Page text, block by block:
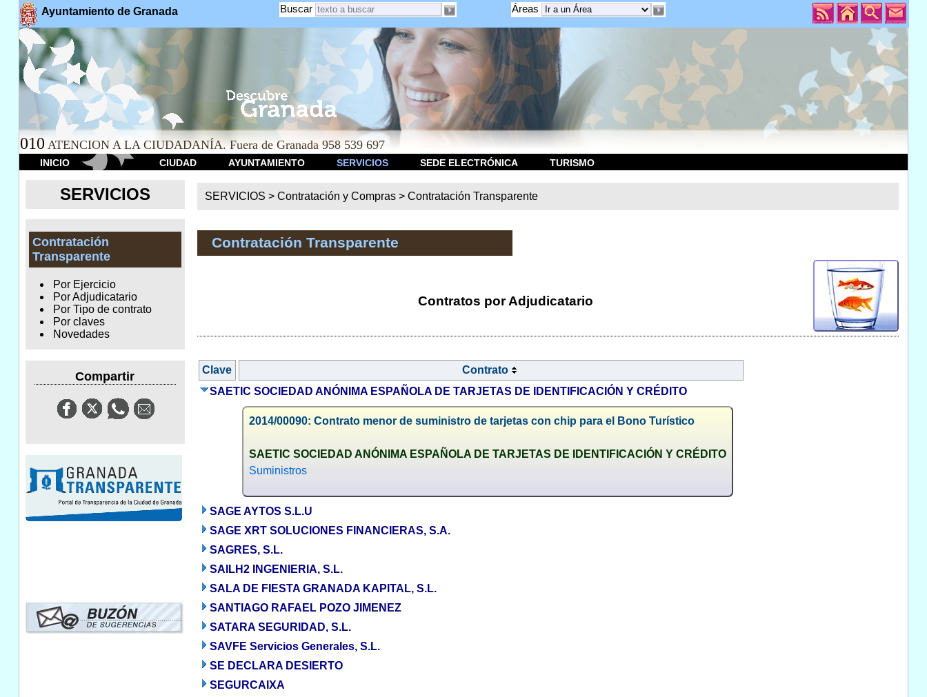
Ayuntamiento de Granada Áreas
Buscar
010 ATENCION A LA CIUDADANÍA. Fuera de Granada 958 539 697
INICIO CIUDAD AYUNTAMIENTO SERVICIOS SEDE ELECTRÓNICA TURISMO
SERVICIOS
Contratación
Transparente
Por Ejercicio
Por Adjudicatario
Por Tipo de contrato
Por claves
Novedades
Compartir
SERVICIOS >Contratación y Compras >Contratación Transparente
Contratación Transparente
Contratos por Adjudicatario
Clave
Contrato
SAETIC SOCIEDAD ANÓNIMA ESPAÑOLA DE TARJETAS DE IDENTIFICACIÓN Y CRÉDITO
2014/00090: Contrato menor de suministro de tarjetas con chip para el Bono Turístico
SAETIC SOCIEDAD ANÓNIMA ESPAÑOLA DE TARJETAS DE IDENTIFICACIÓN Y CRÉDITO
Suministros
SAGE AYTOS S.L.U
SAGE XRT SOLUCIONES FINANCIERAS, S.A.
SAGRES, S.L.
SAILH2 INGENIERIA, S.L.
SALA DE FIESTA GRANADA KAPITAL, S.L.
SANTIAGO RAFAEL POZO JIMENEZ
SATARA SEGURIDAD, S.L.
SAVFE Servicios Generales, S.L.
SE DECLARA DESIERTO
SEGURCAIXA